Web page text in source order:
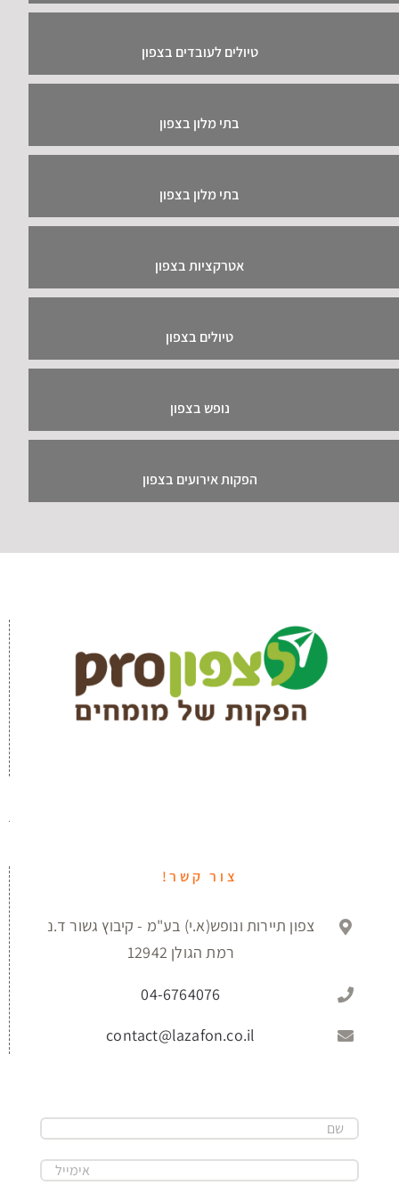
טיולים לעובדים בצפון
בתי מלון בצפון
בתי מלון בצפון
אטרקציות בצפון
טיולים בצפון
נופש בצפון
הפקות אירועים בצפון
צור קשר!
צפון תיירות ונופש(א.י) בע"מ - קיבוץ גשור ד.נ
רמת הגולן 12942
04-6764076
contact@lazafon.co.il